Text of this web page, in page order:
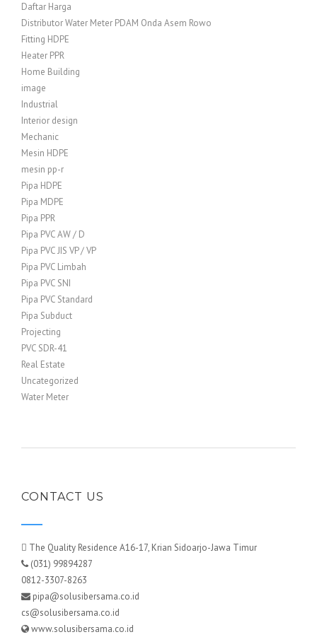
Daftar Harga
Distributor Water Meter PDAM Onda Asem Rowo
Fitting HDPE
Heater PPR
Home Building
image
Industrial
Interior design
Mechanic
Mesin HDPE
mesin pp-r
Pipa HDPE
Pipa MDPE
Pipa PPR
Pipa PVC AW / D
Pipa PVC JIS VP / VP
Pipa PVC Limbah
Pipa PVC SNI
Pipa PVC Standard
Pipa Subduct
Projecting
PVC SDR-41
Real Estate
Uncategorized
Water Meter
CONTACT US
The Quality Residence A16-17, Krian Sidoarjo-Jawa Timur
(031) 99894287
0812-3307-8263
pipa@solusibersama.co.id
cs@solusibersama.co.id
www.solusibersama.co.id